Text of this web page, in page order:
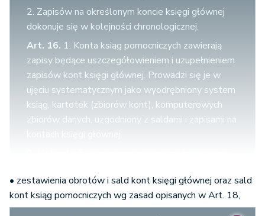
2. Zapisów na określonym koncie księgi głównej
dokonuje się w kolejności chronologicznej.
Art. 16. 1. Konta ksiąg pomocniczych zawierają
zapisy będące uszczegółowieniem i uzupełnieniem
zapisów kont księgi głównej. Prowadzi się je w
ujęciu systematycznym jako wyodrębniony system
ksiąg, kartotek (zbiorów kont), komputerowych
zbiorów danych, uzgodniony z saldami i zapisami na
zamiast jednostek pieniężnych, jednostki naturalne.
Należy wówczas sporządzić na koniec okresu
• zestawienia obrotów i sald kont księgi głównej oraz sald
kont ksiąg pomocniczych wg zasad opisanych w Art. 18,